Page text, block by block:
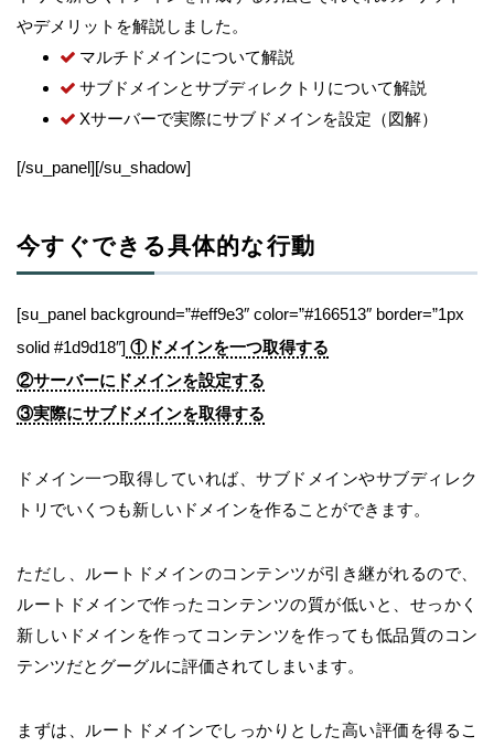
やデメリットを解説しました。
マルチドメインについて解説
サブドメインとサブディレクトリについて解説
Xサーバーで実際にサブドメインを設定（図解）
[/su_panel][/su_shadow]
今すぐできる具体的な行動
[su_panel background=”#eff9e3″ color=”#166513″ border=”1px
solid #1d9d18″] ①ドメインを一つ取得する
②サーバーにドメインを設定する
③実際にサブドメインを取得する
ドメイン一つ取得していれば、サブドメインやサブディレク
トリでいくつも新しいドメインを作ることができます。
ただし、ルートドメインのコンテンツが引き継がれるので、
ルートドメインで作ったコンテンツの質が低いと、せっかく
新しいドメインを作ってコンテンツを作っても低品質のコン
テンツだとグーグルに評価されてしまいます。
まずは、ルートドメインでしっかりとした高い評価を得るこ